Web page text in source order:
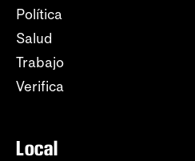
Política
Salud
Trabajo
Verifica
Local